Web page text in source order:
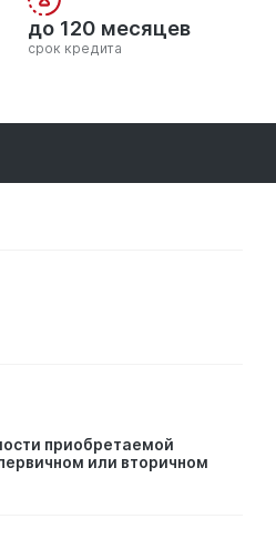
до 120 месяцев
срок кредита
приобретаемой
или вторичном